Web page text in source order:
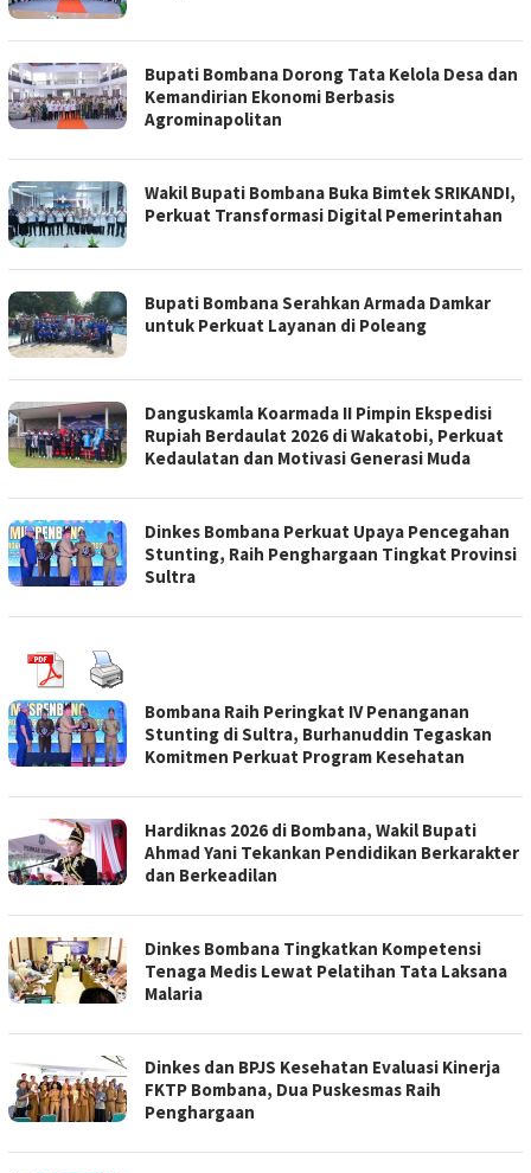
Bupati Bombana Dorong Tata Kelola Desa dan
Kemandirian Ekonomi Berbasis
Agrominapolitan
Wakil Bupati Bombana Buka Bimtek SRIKANDI,
Perkuat Transformasi Digital Pemerintahan
Bupati Bombana Serahkan Armada Damkar
untuk Perkuat Layanan di Poleang
Danguskamla Koarmada II Pimpin Ekspedisi
Rupiah Berdaulat 2026 di Wakatobi, Perkuat
Kedaulatan dan Motivasi Generasi Muda
Dinkes Bombana Perkuat Upaya Pencegahan
Stunting, Raih Penghargaan Tingkat Provinsi
Sultra
Bombana Raih Peringkat IV Penanganan
Stunting di Sultra, Burhanuddin Tegaskan
Komitmen Perkuat Program Kesehatan
Hardiknas 2026 di Bombana, Wakil Bupati
Ahmad Yani Tekankan Pendidikan Berkarakter
dan Berkeadilan
Dinkes Bombana Tingkatkan Kompetensi
Tenaga Medis Lewat Pelatihan Tata Laksana
Malaria
Dinkes dan BPJS Kesehatan Evaluasi Kinerja
FKTP Bombana, Dua Puskesmas Raih
Penghargaan